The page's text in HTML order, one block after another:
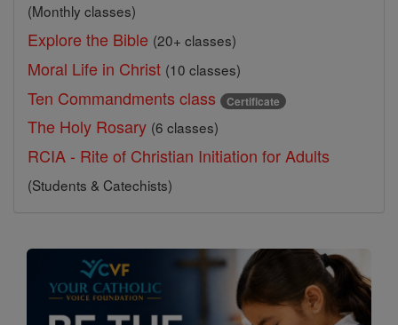
(Monthly classes)
Explore the Bible (20+ classes)
Moral Life in Christ (10 classes)
Ten Commandments class Certificate
The Holy Rosary (6 classes)
RCIA - Rite of Christian Initiation for Adults
(Students & Catechists)